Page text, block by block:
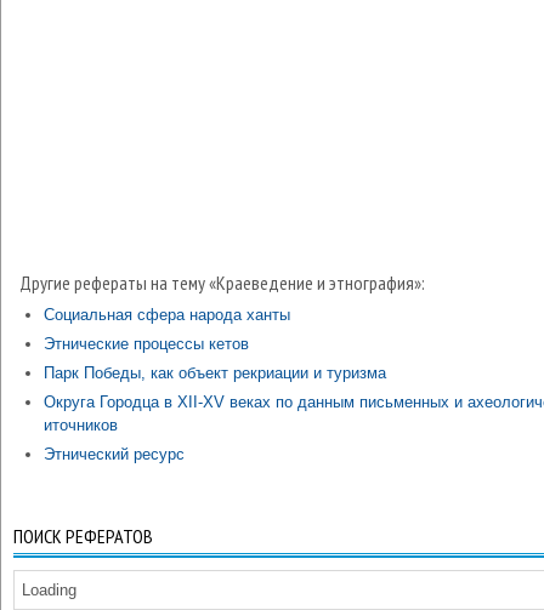
Другие рефераты на тему «Краеведение и этнография»:
Социальная сфера народа ханты
Этнические процессы кетов
Парк Победы, как объект рекриации и туризма
Округа Городца в XII-XV веках по данным письменных и
иточников
Этнический ресурс
ПОИСК РЕФЕРАТОВ
Loading